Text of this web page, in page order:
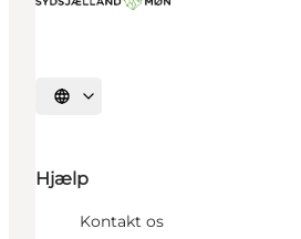
Vælg sprog
Hjælp
Kontakt os